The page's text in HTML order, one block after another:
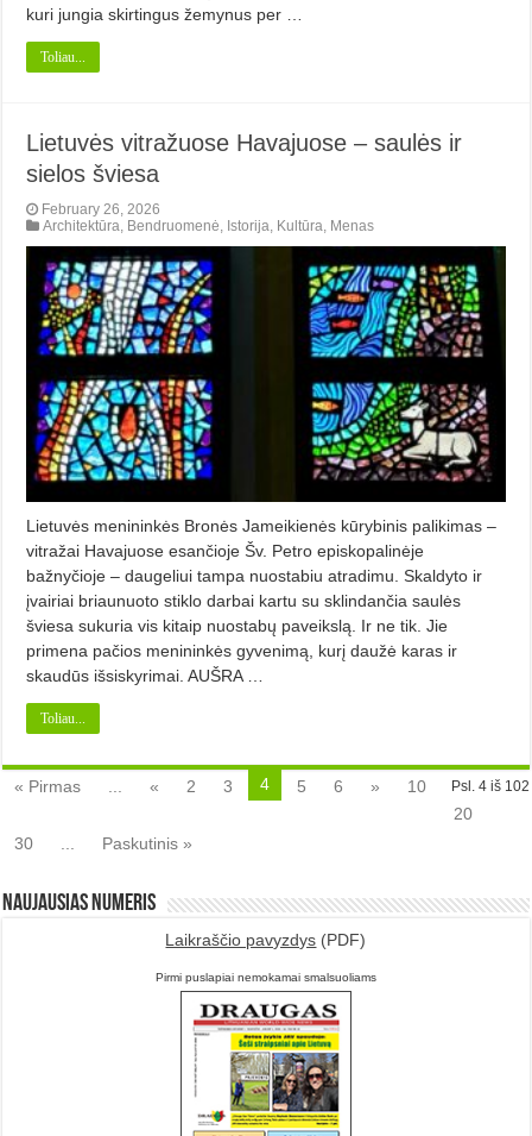
kuri jungia skirtingus žemynus per …
Toliau...
Lietuvės vitražuose Havajuose – saulės ir
sielos šviesa
February 26, 2026
Architektūra, Bendruomenė, Istorija, Kultūra, Menas
Lietuvės menininkės Bronės Jameikienės kūrybinis palikimas –
vitražai Havajuose esančioje Šv. Petro episkopalinėje
bažnyčioje – daugeliui tampa nuostabiu atradimu. Skaldyto ir
įvairiai briaunuoto stiklo darbai kartu su sklindančia saulės
šviesa sukuria vis kitaip nuostabų paveikslą. Ir ne tik. Jie
primena pačios menininkės gyvenimą, kurį daužė karas ir
skaudūs išsiskyrimai. AUŠRA …
Toliau...
Psl. 4 iš 102
« Pirmas « 2 3 4 5 6 »
10
20
30
Paskutinis »
Naujausias numeris
Laikraščio pavyzdys (PDF)
Pirmi puslapiai nemokamai smalsuoliams